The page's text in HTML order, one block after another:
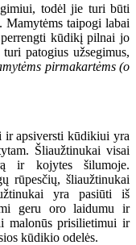
todėl jie turi būti
Mamytėms taipogi labai
kūdikį pilnai jo
patogius užsegimus,
pirmakartėms (o
ir apsiversti kūdikiui yra
Šliaužtinukai visai
ir kojytes šilumoje.
rūpesčių, šliaužtinukai
yra pasiūti iš
geru oro laidumu ir
malonūs prisilietimui ir
kūdikio odelės.